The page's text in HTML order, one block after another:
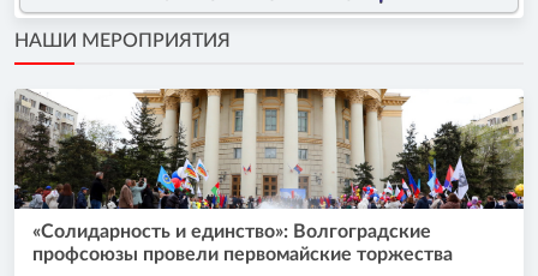
НАШИ МЕРОПРИЯТИЯ
«Солидарность и единство»: Волгоградские
профсоюзы провели первомайские торжества